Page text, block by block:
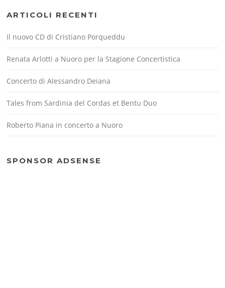
ARTICOLI RECENTI
Il nuovo CD di Cristiano Porqueddu
Renata Arlotti a Nuoro per la Stagione Concertistica
Concerto di Alessandro Deiana
Tales from Sardinia del Cordas et Bentu Duo
Roberto Piana in concerto a Nuoro
SPONSOR ADSENSE